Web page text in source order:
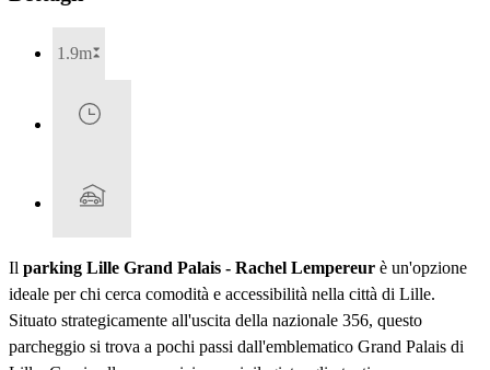
1.9m
Il parking Lille Grand Palais - Rachel Lempereur è un'opzione
ideale per chi cerca comodità e accessibilità nella città di Lille.
Situato strategicamente all'uscita della nazionale 356, questo
parcheggio si trova a pochi passi dall'emblematico Grand Palais di